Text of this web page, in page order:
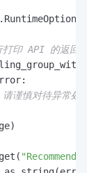
印 API 的返回值
谨慎对待异常处理
"Recommend"